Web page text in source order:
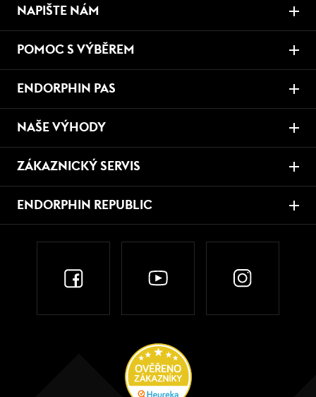
NAPIŠTE NÁM
POMOC S VÝBĚREM
ENDORPHIN PAS
NAŠE VÝHODY
ZÁKAZNICKÝ SERVIS
ENDORPHIN REPUBLIC